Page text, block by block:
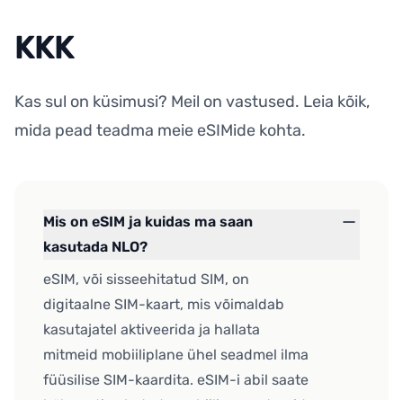
KKK
Kas sul on küsimusi? Meil on vastused. Leia kõik,
mida pead teadma meie eSIMide kohta.
Mis on eSIM ja kuidas ma saan
kasutada NLO?
eSIM, või sisseehitatud SIM, on
digitaalne SIM-kaart, mis võimaldab
kasutajatel aktiveerida ja hallata
mitmeid mobiiliplane ühel seadmel ilma
füüsilise SIM-kaardita. eSIM-i abil saate